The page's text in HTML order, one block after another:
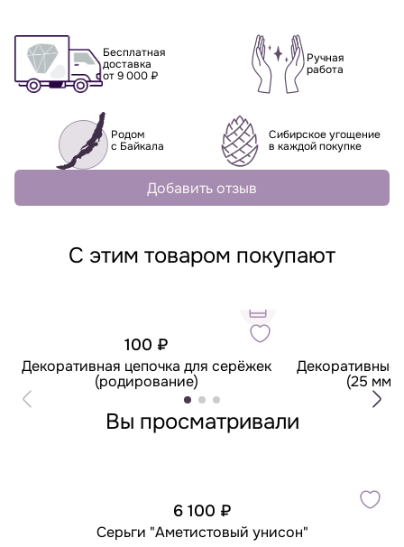
Бесплатная
доставка
от 9 000 ₽
Ручная
работа
Родом
с Байкала
Сибирское угощение
в каждой покупке
Добавить отзыв
С этим товаром покупают
100 ₽
Декоративная цепочка для серёжек
(родирование)
Декоративные
(25 мм,
Вы просматривали
6 100 ₽
Серьги "Аметистовый унисон"